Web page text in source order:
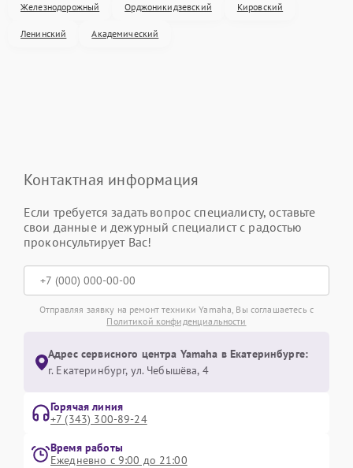
Железнодорожный Орджоникидзевский Кировский
Ленинский Академический
Контактная информация
Если требуется задать вопрос специалисту, оставьте
свои данные и дежурный специалист с радостью
проконсультирует Вас!
Отправляя заявку на ремонт техники Yamaha, Вы соглашаетесь с
Политикой конфиденциальности
Адрес сервисного центра Yamaha в Екатеринбурге:
г. Екатеринбург, ул. Чебышёва, 4
Горячая линия
+7 (343) 300-89-24
Время работы
Ежедневно с 9:00 до 21:00